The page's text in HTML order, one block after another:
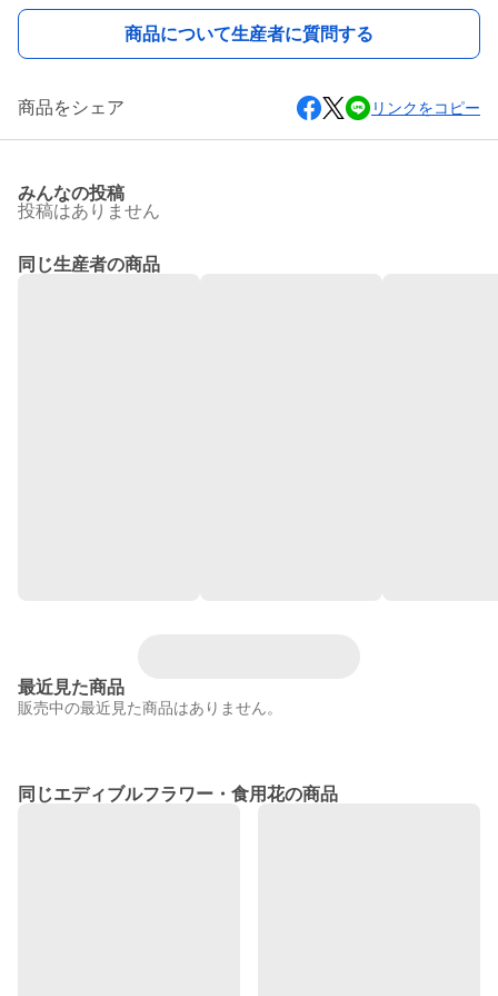
商品について生産者に質問する
商品をシェア リンクをコピー
みんなの投稿
投稿はありません
同じ生産者の商品
最近見た商品
販売中の最近見た商品はありません。
同じエディブルフラワー・食用花の商品